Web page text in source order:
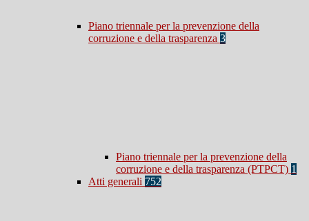
Piano triennale per la prevenzione della
corruzione e della trasparenza 3
Piano triennale per la prevenzione della
corruzione e della trasparenza (PTPCT) 1
Atti generali 752